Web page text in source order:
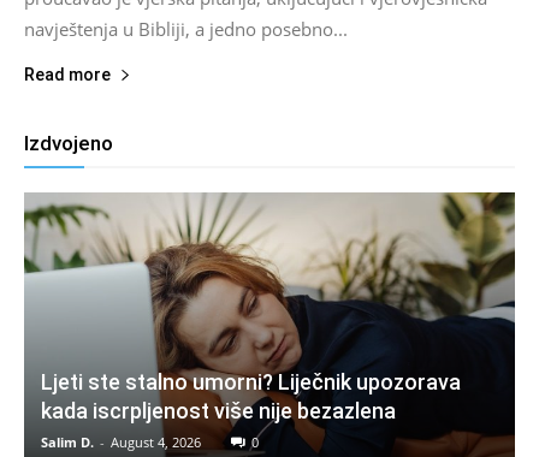
navještenja u Bibliji, a jedno posebno...
Read more
Izdvojeno
Ljeti ste stalno umorni? Liječnik upozorava
kada iscrpljenost više nije bezazlena
Salim D. - August 4, 2026 0